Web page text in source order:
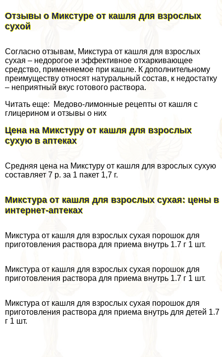
Отзывы о Микстуре от кашля для взрослых
сухой
Согласно отзывам, Микстура от кашля для взрослых
сухая – недорогое и эффективное отхаркивающее
средство, применяемое при кашле. К дополнительному
преимуществу относят натуральный состав, к недостатку
– неприятный вкус готового раствора.
Читать еще: Медово-лимонные рецепты от кашля с
глицерином и отзывы о них
Цена на Микстуру от кашля для взрослых
сухую в аптеках
Средняя цена на Микстуру от кашля для взрослых сухую
составляет 7 р. за 1 пакет 1,7 г.
Микстура от кашля для взрослых сухая: цены в
интернет-аптеках
Микстура от кашля для взрослых сухая порошок для
приготовления раствора для приема внутрь 1.7 г 1 шт.
Микстура от кашля для взрослых сухая порошок для
приготовления раствора для приема внутрь 1.7 г 1 шт.
Микстура от кашля для взрослых сухая порошок для
приготовления раствора для приема внутрь для детей 1.7
г 1 шт.